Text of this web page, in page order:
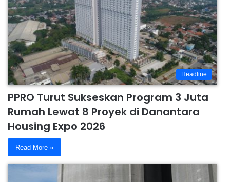
Headline
PPRO Turut Sukseskan Program 3 Juta
Rumah Lewat 8 Proyek di Danantara
Housing Expo 2026
Read More »